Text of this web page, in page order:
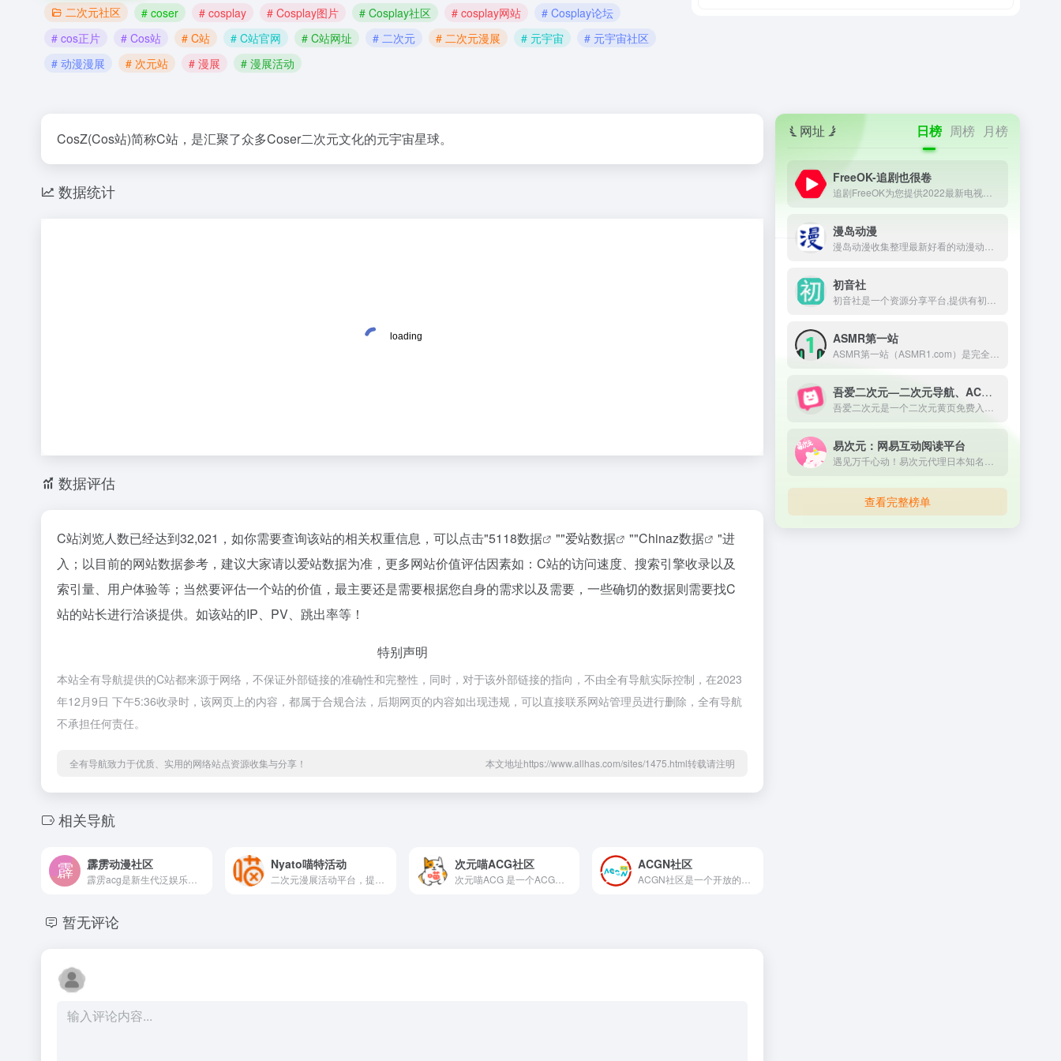
二次元社区 # coser # cosplay # Cosplay图片 # Cosplay社区 # cosplay网站
# Cosplay论坛
# cos正片
# Cos站 # C站 # C站官网 # C站网址 # 二次元 # 二次元漫展 # 元宇宙
# 元宇宙社区
# 动漫漫展
# 次元站 # 漫展 # 漫展活动
CosZ(Cos站)简称C站，是汇聚了众多Coser二次元文化的元宇宙星球。
数据统计
数据评估
C站浏览人数已经达到32,021，如你需要查询该站的相关权重信息，可以点击"5118数据 ""爱站数据 ""Chinaz数据
"进
入；以目前的网站数据参考，建议大家请以爱站数据为准，更多网站价值评估因素如：C站的访问速度、搜索引擎收录以及
索引量、用户体验等；当然要评估一个站的价值，最主要还是需要根据您自身的需求以及需要，一些确切的数据则需要找C
站的站长进行洽谈提供。如该站的IP、PV、跳出率等！
特别声明
本站全有导航提供的C站都来源于网络，不保证外部链接的准确性和完整性，同时，对于该外部链接的指向，不由全有导航实际控制，在2023
年12月9日 下午5:36收录时，该网页上的内容，都属于合规合法，后期网页的内容如出现违规，可以直接联系网站管理员进行删除，全有导航
不承担任何责任。
全有导航致力于优质、实用的网络站点资源收集与分享！ 本文地址https://www.allhas.com/sites/1475.html转载请注明
相关导航
霹雳动漫社区 Nyato喵特活动 次元喵ACG社区
次元喵ACG 是一个ACG爱好者资源分享平台，每日更新ACG新闻资讯和分享高质量的动漫美图、P站图集、cos美图等,还提供动漫番剧、漫画、轻小说以及系统萌化资源下载.加入次元喵ACG,萌友等你来玩~
ACGN社区
暂无评论
网址 日榜 周榜 月榜
FreeOK-追剧也很卷
漫岛动漫
初音社
ASMR第一站
吾爱二次元—二次元导航、ACG导航、宅男导航
易次元：网易互动阅读平台
查看完整榜单